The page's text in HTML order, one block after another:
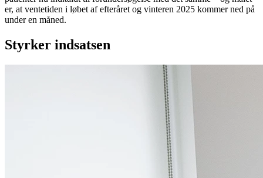
er, at ventetiden i løbet af efteråret og vinteren 2025 kommer ned på
under en måned.
Styrker indsatsen